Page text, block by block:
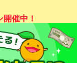
催中！